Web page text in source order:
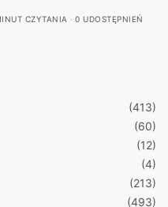
CZYTANIA 0 UDOSTĘPNIEŃ
(413)
(60)
(12)
(4)
(213)
(493)